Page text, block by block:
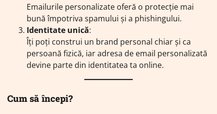
Emailurile personalizate oferă o protecție mai
bună împotriva spamului și a phishingului.
Identitate unică:
Îți poți construi un brand personal chiar și ca
persoană fizică, iar adresa de email personalizată
devine parte din identitatea ta online.
Cum să începi?